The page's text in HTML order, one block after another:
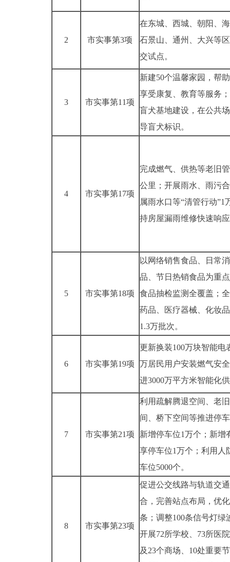
2 市实事第3项
在东城、西城、朝阳、
石景山、通州、大兴等
交试点。
3 市实事第11项
新建50个温馨家园，帮
享受康复、教育等服务
盲犬基地建设，在公共
导盲犬标识。
4 市实事第17项
完成燃气、供热等老旧
公里；开展雨水、雨污
属雨水口等“清管行动”1
持房屋漏雨维修快速响
5 市实事第18项
以网络销售食品、日常
品、节日热销食品为重
食品抽检监测全覆盖；
药品、医疗器械、化妆
1.3万批次。
6 市实事第19项
更新换装100万块智能电
万居民用户安装燃气安
进3000万平方米智能化
7 市实事第21项
利用疏解腾退空间、老
间、桥下空间等推进停
新增停车位1万个；新增
享停车位1万个；利用人
车位5000个。
8 市实事第23项
促进公交线路与轨道交
合，完善站点布局，优
条；调整100条信号灯绿
开展72所学校、73所医
及23个商场、10处重要